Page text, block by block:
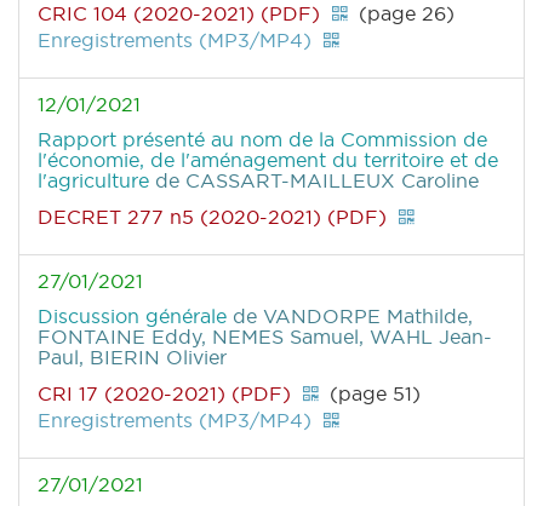
CRIC 104 (2020-2021) (PDF)
(page 26)
Enregistrements (MP3/MP4)
12/01/2021
Rapport présenté au nom de la Commission de
l'économie, de l'aménagement du territoire et de
l'agriculture de CASSART-MAILLEUX Caroline
DECRET 277 n5 (2020-2021) (PDF)
27/01/2021
Discussion générale de VANDORPE Mathilde,
FONTAINE Eddy, NEMES Samuel, WAHL Jean-
Paul, BIERIN Olivier
CRI 17 (2020-2021) (PDF)
(page 51)
Enregistrements (MP3/MP4)
27/01/2021